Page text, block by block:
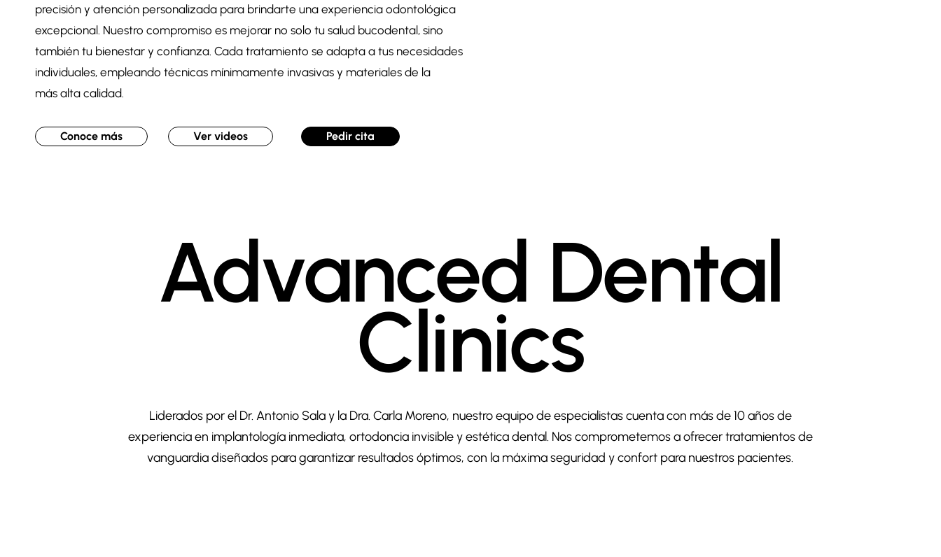
precisión y atención personalizada para brindarte una experiencia odontológica
excepcional. Nuestro compromiso es mejorar no solo tu salud bucodental, sino
también tu bienestar y confianza. Cada tratamiento se adapta a tus necesidades
individuales, empleando técnicas mínimamente invasivas y materiales de la
más alta calidad.
Conoce más Ver videos Pedir cita
Advanced Dental
Clinics
Liderados por el Dr. Antonio Sala y la Dra. Carla Moreno, nuestro equipo de especialistas cuenta con más de 10 años de
experiencia en implantología inmediata, ortodoncia invisible y estética dental. Nos comprometemos a ofrecer tratamientos de
vanguardia diseñados para garantizar resultados óptimos, con la máxima seguridad y confort para nuestros pacientes.